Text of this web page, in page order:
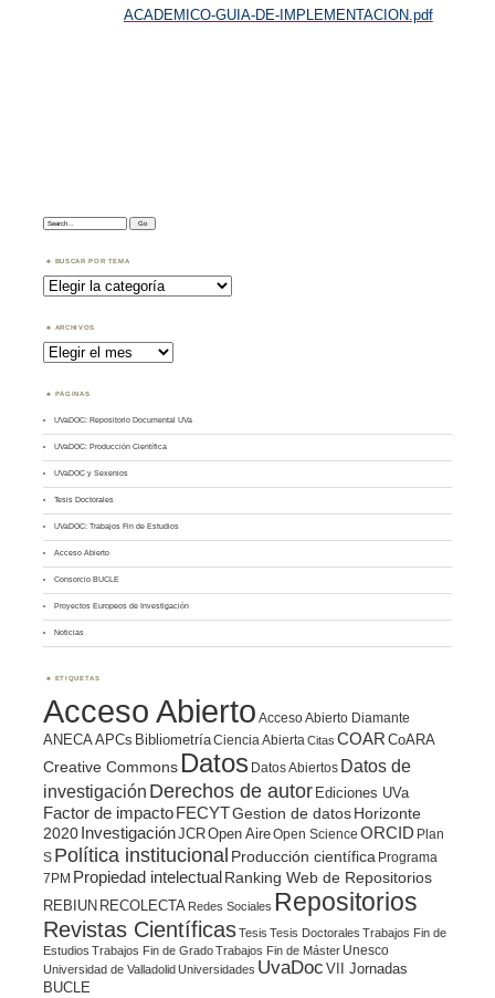
ACADEMICO-GUIA-DE-IMPLEMENTACION.pdf
Search:
BUSCAR POR TEMA
Buscar
por
Tema
ARCHIVOS
Archivos
PÁGINAS
UVaDOC: Repositorio Documental UVa
UVaDOC: Producción Científica
UVaDOC y Sexenios
Tesis Doctorales
UVaDOC: Trabajos Fin de Estudios
Acceso Abierto
Consorcio BUCLE
Proyectos Europeos de Investigación
Noticias
ETIQUETAS
Acceso Abierto Acceso Abierto Diamante
ANECAAPCs BibliometríaCiencia Abierta Citas COAR CoARA
Creative Commons Datos Datos Abiertos Datos de
investigación Derechos de autor Ediciones UVa
Factor de impacto FECYTGestion de datosHorizonte
2020 InvestigaciónJCROpen AireOpen Science ORCID Plan
S Política institucional Producción científica Programa
7PM Propiedad intelectual Ranking Web de Repositorios
REBIUN RECOLECTA Redes Sociales Repositorios
Revistas CientíficasTesis Tesis Doctorales Trabajos Fin de
Estudios Trabajos Fin de GradoTrabajos Fin de Máster Unesco
Universidad de Valladolid Universidades UvaDoc VII Jornadas
BUCLE